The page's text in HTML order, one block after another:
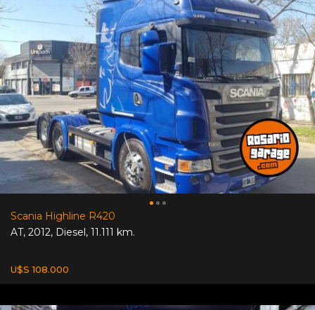
Scania Highline R420
AT, 2012, Diesel, 11.111 km.
U$S 108.000